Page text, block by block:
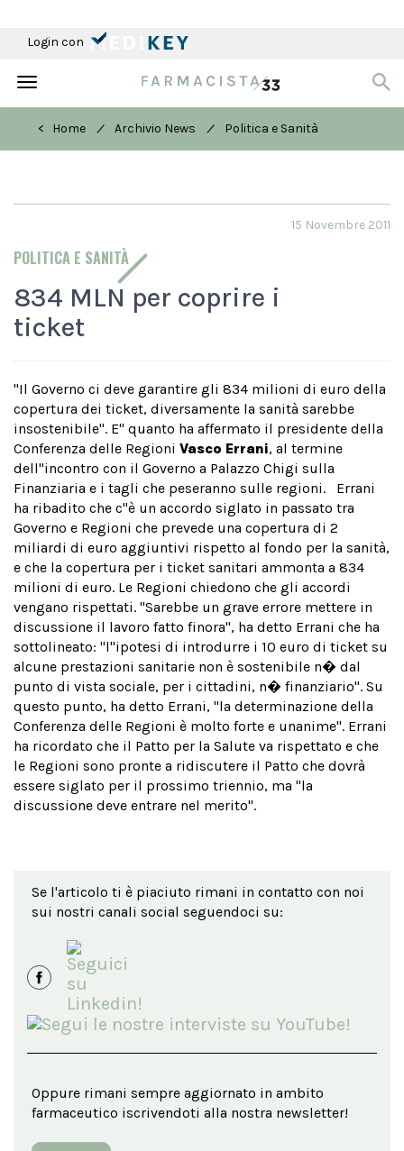
Login con
Toggle
< Home
/ Archivio News / Politica e Sanità
POLITICA E SANITÀ
15 Novembre 2011
834 MLN per coprire i
ticket
"Il Governo ci deve garantire gli 834 milioni di euro della
copertura dei ticket, diversamente la sanità sarebbe
insostenibile". E'' quanto ha affermato il presidente della
Conferenza delle Regioni Vasco Errani, al termine
dell''incontro con il Governo a Palazzo Chigi sulla
Finanziaria e i tagli che peseranno sulle regioni. Errani
ha ribadito che c''è un accordo siglato in passato tra
Governo e Regioni che prevede una copertura di 2
miliardi di euro aggiuntivi rispetto al fondo per la sanità,
e che la copertura per i ticket sanitari ammonta a 834
milioni di euro. Le Regioni chiedono che gli accordi
vengano rispettati. "Sarebbe un grave errore mettere in
discussione il lavoro fatto finora", ha detto Errani che ha
sottolineato: "l''ipotesi di introdurre i 10 euro di ticket su
alcune prestazioni sanitarie non è sostenibile n� dal
punto di vista sociale, per i cittadini, n� finanziario". Su
questo punto, ha detto Errani, "la determinazione della
Conferenza delle Regioni è molto forte e unanime". Errani
ha ricordato che il Patto per la Salute va rispettato e che
le Regioni sono pronte a ridiscutere il Patto che dovrà
essere siglato per il prossimo triennio, ma "la
discussione deve entrare nel merito".
Se l'articolo ti è piaciuto rimani in contatto con noi
sui nostri canali social seguendoci su:
Oppure rimani sempre aggiornato in ambito
farmaceutico iscrivendoti alla nostra newsletter!